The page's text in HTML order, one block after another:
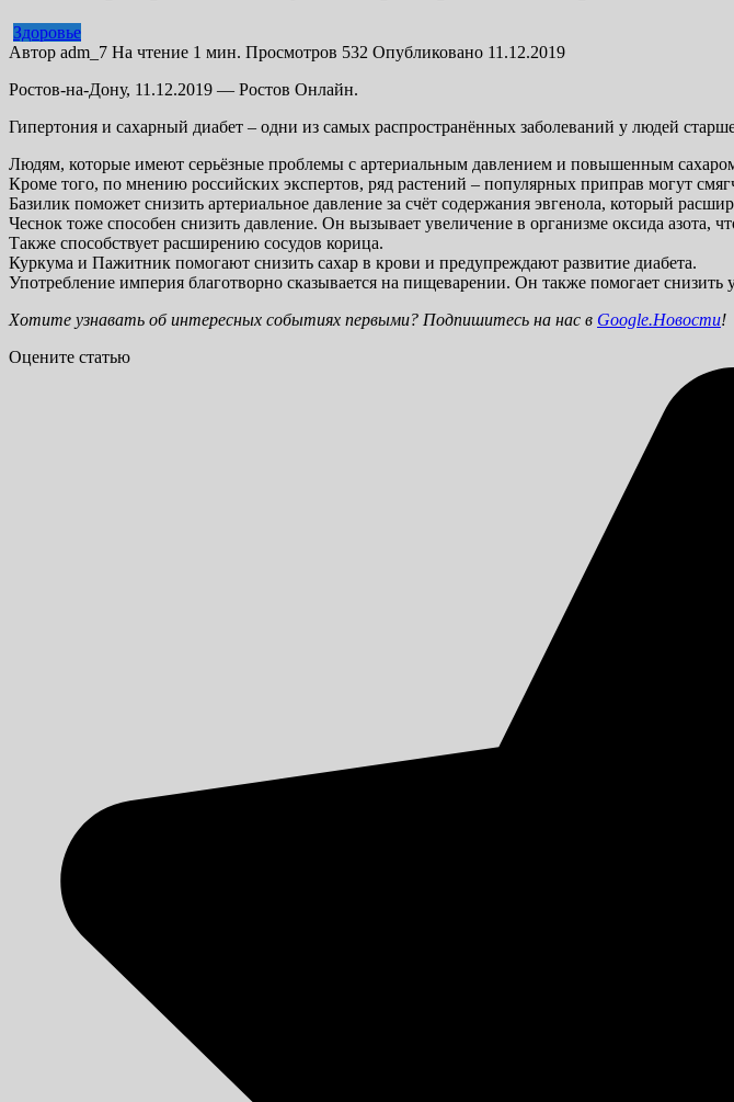
Здоровье
Автор adm_7 На чтение 1 мин. Просмотров 532 Опубликовано 11.12.2019
Ростов-на-Дону, 11.12.2019 — Ростов Онлайн.
Гипертония и сахарный диабет – одни из самых распространённых заболеваний у людей
Людям, которые имеют серьёзные проблемы с артериальным давлением и повышенным
Кроме того, по мнению российских экспертов, ряд растений – популярных приправ могут
Базилик поможет снизить артериальное давление за счёт содержания эвгенола, который
Чеснок тоже способен снизить давление. Он вызывает увеличение в организме оксида азота,
Также способствует расширению сосудов корица.
Куркума и Пажитник помогают снизить сахар в крови и предупреждают развитие диабета.
Употребление империя благотворно сказывается на пищеварении. Он также помогает
Хотите узнавать об интересных событиях первыми? Подпишитесь на нас в Google.Новости!
Оцените статью